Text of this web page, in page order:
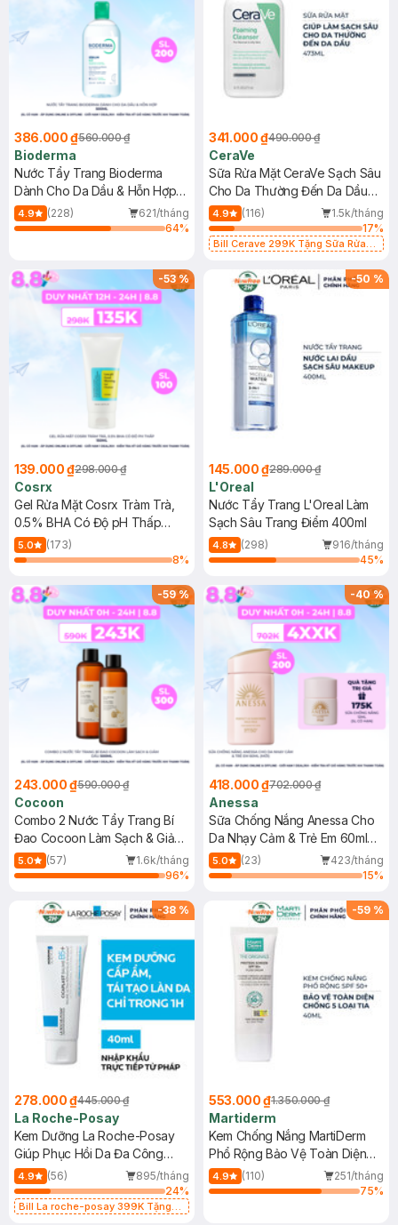
386.000 ₫560.000 ₫
Bioderma
Nước Tẩy Trang Bioderma
Dành Cho Da Dầu & Hỗn Hợp
500ml
4.9 (228)
621/tháng
64%
341.000 ₫490.000 ₫
CeraVe
Sữa Rửa Mặt CeraVe Sạch Sâu
Cho Da Thường Đến Da Dầu
473ml
4.9 (116)
1.5k/tháng
17%
Bill Cerave 299K Tặng Sữa Rửa
-53%
139.000 ₫298.000 ₫
Cosrx
Gel Rửa Mặt Cosrx Tràm Trà,
0.5% BHA Có Độ pH Thấp
150ml
5.0
(173)
8%
-50 %
145.000 ₫289.000 ₫
L'Oreal
Nước Tẩy Trang L'Oreal Làm
Sạch Sâu Trang Điểm 400ml
4.8 (298)
916/tháng
45%
-59%
243.000 ₫590.000 ₫
Cocoon
Combo 2 Nước Tẩy Trang Bí
Đao Cocoon Làm Sạch & Giảm
Dầu 500ml
5.0 (57)
1.6k/tháng
96%
-40%
418.000 ₫702.000 ₫
Anessa
Sữa Chống Nắng Anessa Cho
Da Nhạy Cảm & Trẻ Em 60ml
(Mới)
5.0 (23)
423/tháng
15%
-38 %
278.000 ₫445.000 ₫
La Roche-Posay
Kem Dưỡng La Roche-Posay
Giúp Phục Hồi Da Đa Công
Dụng 40ml
4.9 (56)
895/tháng
24%
Bill La roche-posay 399K Tặng
-59 %
553.000 ₫1.350.000 ₫
Martiderm
Kem Chống Nắng MartiDerm
Phổ Rộng Bảo Vệ Toàn Diện
40ml
4.9 (110)
251/tháng
75%